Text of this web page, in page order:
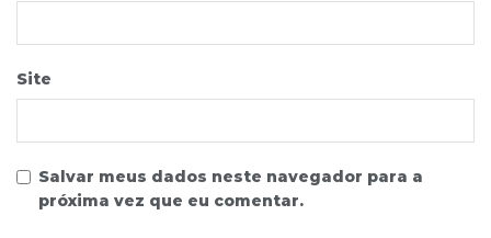
Site
Salvar meus dados neste navegador para a
próxima vez que eu comentar.